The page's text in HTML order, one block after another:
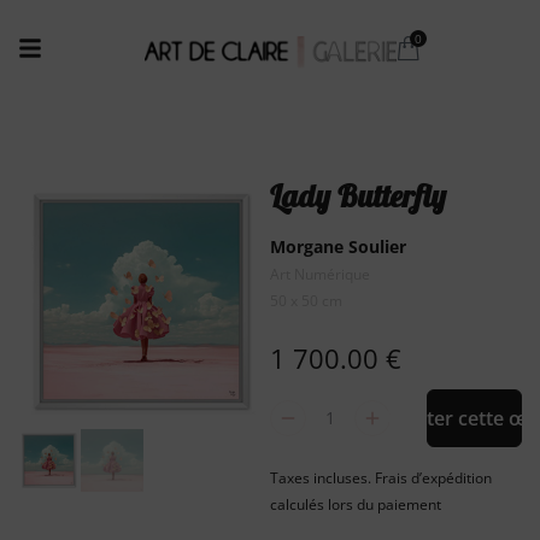
Lady Butterfly
Morgane Soulier
1 700.00 €
Acheter cette
Taxes incluses. Frais d’expédition
calculés lors du paiement